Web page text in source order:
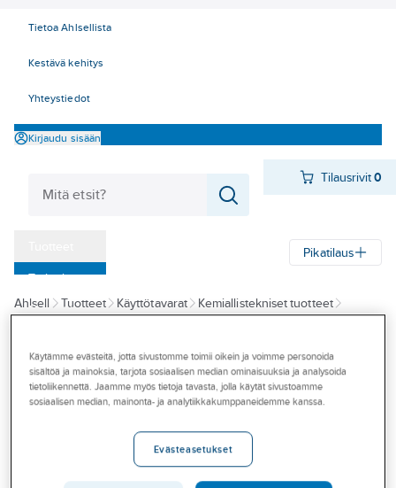
Tietoa Ahlsellista
Kestävä kehitys
Yhteystiedot
Kirjaudu sisään
Tilausrivit 0
‎Tarjoukset
Myymälät
Konseptit
Palvelut
Pikatilaus
Ahlsell Tuotteet Käyttötavarat
Kemiallistekniset tuotteet
ENERPAC
Hydrauliikkaöljy
Enerpac HF-95
HYDRAULIIKKAÖLJY 1
L DH ENERPAC HF-
Käytämme evästeitä, jotta sivustomme toimii oikein ja voimme personoida
sisältöä ja mainoksia, tarjota sosiaalisen median ominaisuuksia ja analysoida
tietoliikennettä. Jaamme myös tietoja tavasta, jolla käytät sivustoamme
sosiaalisen median, mainonta- ja analytiikkakumppaneidemme kanssa.
Evästeasetukset